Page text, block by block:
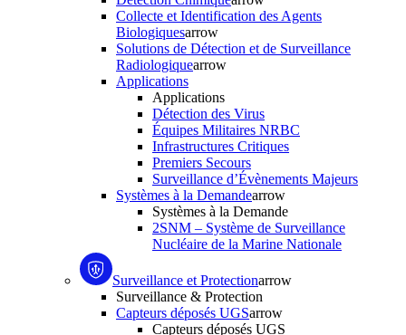
Collecte et Identification des Agents
Biologiquesarrow
Solutions de Détection et de Surveillance
Radiologiquearrow
Applications
Applications
Détection des Virus
Équipes Militaires NRBC
Infrastructures Critiques
Premiers Secours
Surveillance d’Évènements Majeurs
Systèmes à la Demandearrow
Systèmes à la Demande
2SNM – Système de Surveillance
Nucléaire de la Marine Nationale
Surveillance et Protectionarrow
Surveillance & Protection
Capteurs déposés UGSarrow
Capteurs déposés UGS